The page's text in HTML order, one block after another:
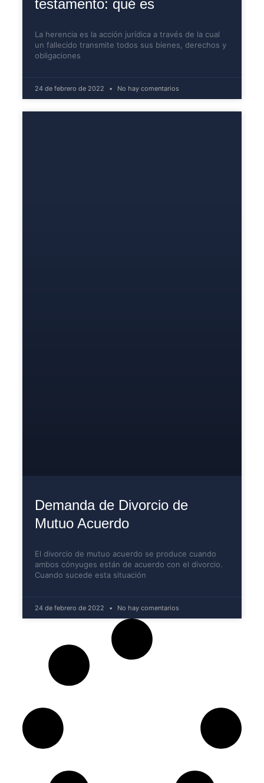
testamento: qué es
La herencia es la acción jurídica a través de la cual
un fallecido transmite todos sus bienes, derechos y
obligaciones
24 de febrero de 2022 No hay comentarios
Demanda de Divorcio de
Mutuo Acuerdo
El divorcio de mutuo acuerdo se produce cuando
ambos cónyuges están de acuerdo con el divorcio.
Cuando sucede esta situación
24 de febrero de 2022 No hay comentarios